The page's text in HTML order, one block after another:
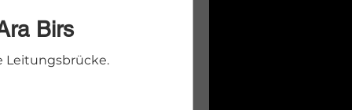
Birs
Leitungsbrücke.